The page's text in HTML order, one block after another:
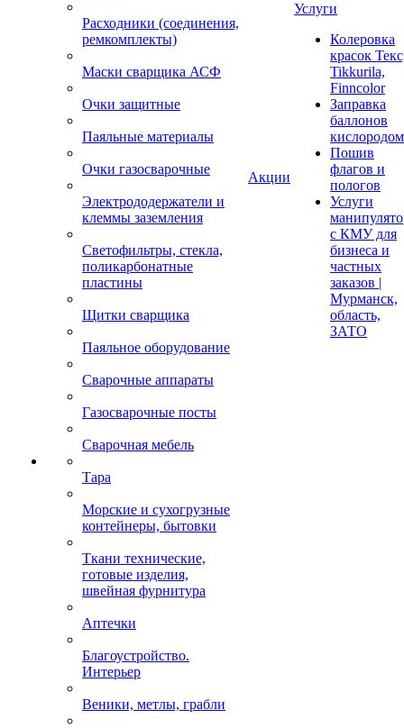
Расходники (соединения,
ремкомплекты)
Маски сварщика АСФ
Очки защитные
Паяльные материалы
Очки газосварочные
Электрододержатели и
клеммы заземления
Светофильтры, стекла,
поликарбонатные
пластины
Щитки сварщика
Паяльное оборудование
Сварочные аппараты
Газосварочные посты
Сварочная мебель
Тара
Морские и сухогрузные
контейнеры, бытовки
Ткани технические,
готовые изделия,
швейная фурнитура
Аптечки
Благоустройство.
Интерьер
Веники, метлы, грабли
Акции
Услуги
Колеровка
красок
Tikkurila,
Finncolor
Заправка
баллонов
кислородом
Пошив
флагов и
пологов
Услуги
с КМУ для
бизнеса и
частных
заказов |
Мурманск,
область,
ЗАТО